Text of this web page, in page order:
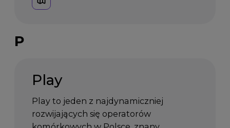
P
Play
Play to jeden z najdynamiczniej
rozwijających się operatorów